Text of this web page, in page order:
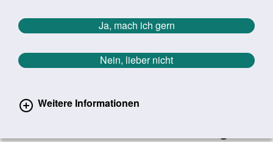
Ja, mach ich gern
Nein, lieber nicht
Weitere Informationen
Aktuelle Meldungen
Zurück zur Übersicht erster
vorheriger
71/1627
Mittagsschlaf räumt im Gehirn auf